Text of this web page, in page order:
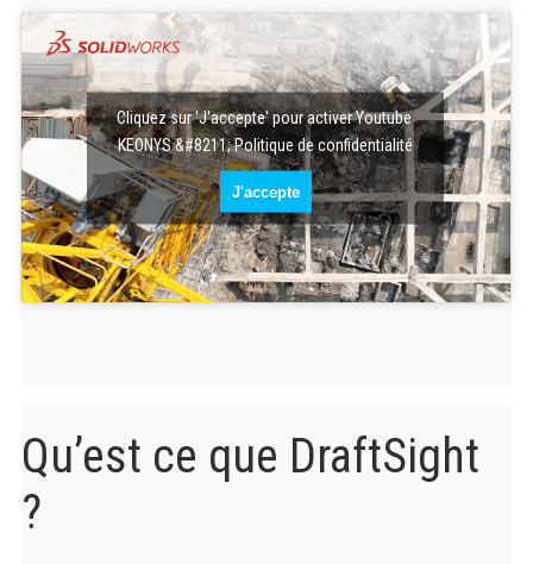
Cliquez sur 'J'accepte' pour activer Youtube
KEONYS &#8211; Politique de confidentialité
J'accepte
Qu’est ce que DraftSight
?